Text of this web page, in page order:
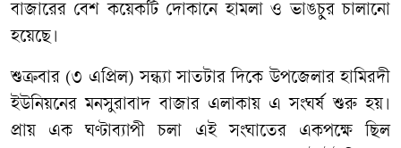
বাজারের বেশ কয়েকটি দোকানে হামলা ও ভাঙচুর চালানো
হয়েছে।
শুক্রবার (৩ এপ্রিল) সন্ধ্যা সাতটার দিকে উপজেলার হামিরদী
ইউনিয়নের মনসুরাবাদ বাজার এলাকায় এ সংঘর্ষ শুরু হয়।
প্রায় এক ঘণ্টাব্যাপী চলা এই সংঘাতের একপক্ষে ছিল